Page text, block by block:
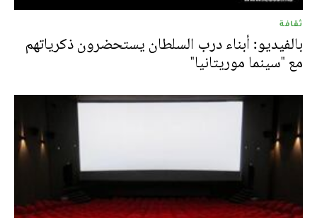
ثقافة
بالفيديو: أبناء درب السلطان يستحضرون ذكرياتهم
مع "سينما موريتانيا"